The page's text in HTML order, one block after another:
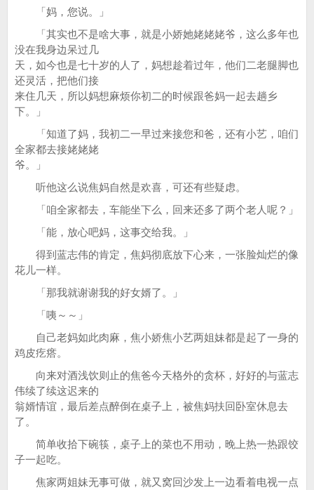
「妈，您说。」
「其实也不是啥大事，就是小娇她姥姥姥爷，这么多年也
没在我身边呆过几
天，如今也是七十岁的人了，妈想趁着过年，他们二老腿脚也
还灵活，把他们接
来住几天，所以妈想麻烦你初二的时候跟爸妈一起去趟乡
下。」
「知道了妈，我初二一早过来接您和爸，还有小艺，咱们
全家都去接姥姥姥
爷。」
听他这么说焦妈自然是欢喜，可还有些疑虑。
「咱全家都去，车能坐下么，回来还多了两个老人呢？」
「能，放心吧妈，这事交给我。」
得到蓝志伟的肯定，焦妈彻底放下心来，一张脸灿烂的像
花儿一样。
「那我就谢谢我的好女婿了。」
「咦～～」
自己老妈如此肉麻，焦小娇焦小艺两姐妹都是起了一身的
鸡皮疙瘩。
向来对酒浅饮则止的焦爸今天格外的贪杯，好好的与蓝志
伟续了续这迟来的
翁婿情谊，最后差点醉倒在桌子上，被焦妈扶回卧室休息去
了。
简单收拾下碗筷，桌子上的菜也不用动，晚上热一热跟饺
子一起吃。
焦家两姐妹无事可做，就又窝回沙发上一边看着电视一点